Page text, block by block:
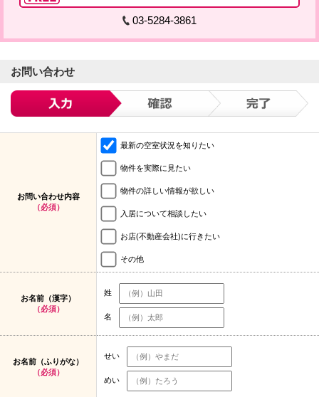
03-5284-3861
お問い合わせ
お問い合わせ内容
（必須）
最新の空室状況を知りたい
物件を実際に見たい
物件の詳しい情報が欲しい
入居について相談したい
お店(不動産会社)に行きたい
その他
お名前（漢字）
（必須）
姓
名
お名前（ふりがな）
（必須）
せい
めい